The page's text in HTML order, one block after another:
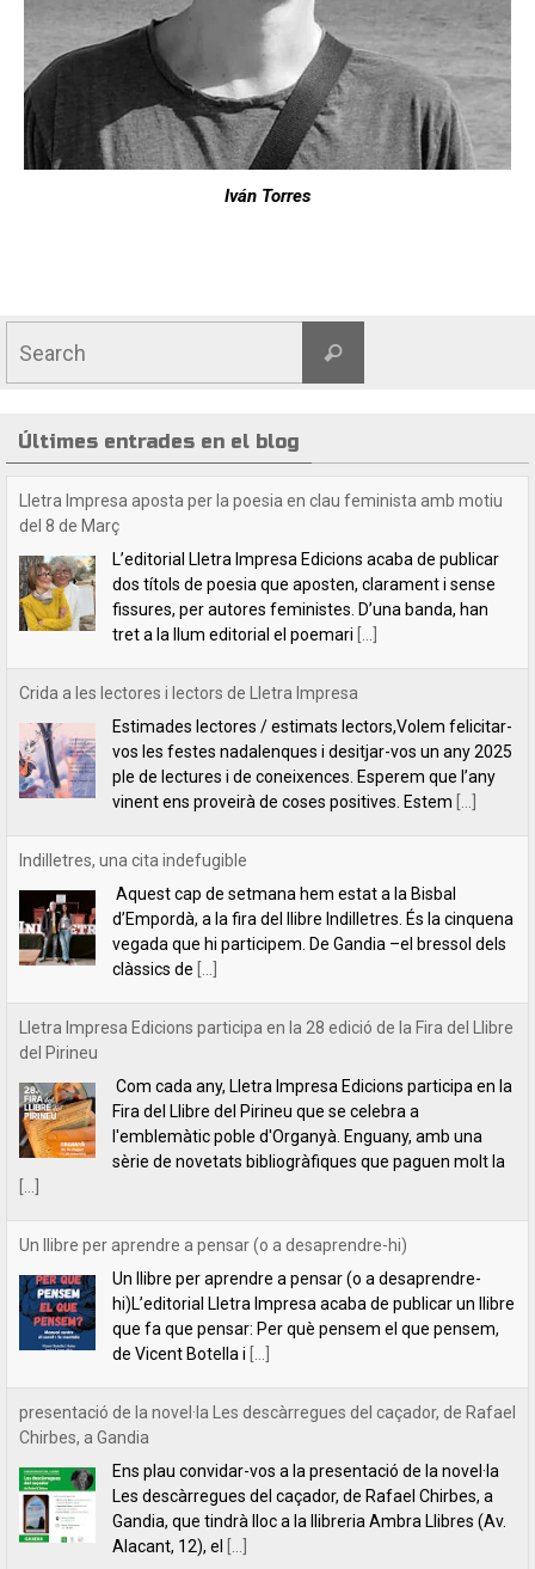
Iván Torres
Últimes entrades en el blog
Crida a les lectores i lectors de Lletra Impresa
Estimades lectores / estimats lectors,Volem felicitar-
vos les festes nadalenques i desitjar-vos un any 2025
ple de lectures i de coneixences. Esperem que l’any
vinent ens proveirà de coses positives. Estem [...]
Indilletres, una cita indefugible
Aquest cap de setmana hem estat a la Bisbal
d’Empordà, a la fira del llibre Indilletres. És la cinquena
vegada que hi participem. De Gandia –el bressol dels
clàssics de[...]
Lletra Impresa Edicions participa en la 28 edició de la Fira del Llibre
del Pirineu
Com cada any, Lletra Impresa Edicions participa en la
Fira del Llibre del Pirineu que se celebra a
l'emblemàtic poble d'Organyà. Enguany, amb una
sèrie de novetats bibliogràfiques que paguen molt la
Un llibre per aprendre a pensar (o a desaprendre-hi)
Un llibre per aprendre a pensar (o a desaprendre-
hi)L’editorial Lletra Impresa acaba de publicar un llibre
que fa que pensar: Per què pensem el que pensem,
de Vicent Botella i[...]
presentació de la novel·la Les descàrregues del caçador, de Rafael
Chirbes, a Gandia
Ens plau convidar-vos a la presentació de la novel·la
Les descàrregues del caçador, de Rafael Chirbes, a
Gandia, que tindrà lloc a la llibreria Ambra Llibres (Av.
Alacant, 12), el [...]
INDILLETRES 2023. CRÒNICA.
És el quart any que anem a l’Indilletres, la Fira del
Llibre d’Editorials Independents de la Bisbal
d’Empordà. Una cita literària que ens encanta i que,
per nosaltres, és com[...]